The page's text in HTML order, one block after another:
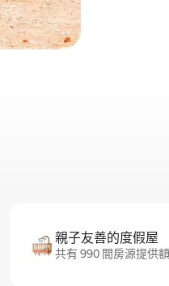
親子友善的度假屋
共有 990 間房源提供